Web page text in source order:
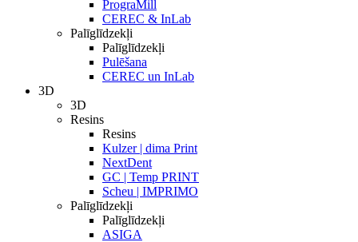
PrograMill
CEREC & InLab
Palīglīdzekļi
Palīglīdzekļi
Pulēšana
CEREC un InLab
3D
3D
Resins
Resins
Kulzer | dima Print
NextDent
GC | Temp PRINT
Scheu | IMPRIMO
Palīglīdzekļi
Palīglīdzekļi
ASIGA